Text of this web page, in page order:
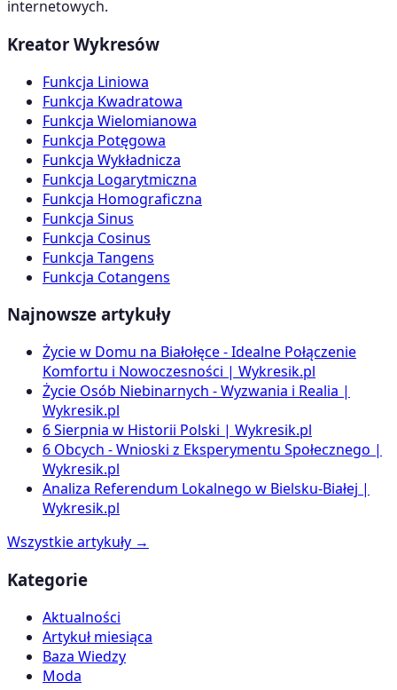
internetowych.
Kreator Wykresów
Funkcja Liniowa
Funkcja Kwadratowa
Funkcja Wielomianowa
Funkcja Potęgowa
Funkcja Wykładnicza
Funkcja Logarytmiczna
Funkcja Homograficzna
Funkcja Sinus
Funkcja Cosinus
Funkcja Tangens
Funkcja Cotangens
Najnowsze artykuły
Życie w Domu na Białołęce - Idealne Połączenie
Komfortu i Nowoczesności | Wykresik.pl
Życie Osób Niebinarnych - Wyzwania i Realia |
Wykresik.pl
6 Sierpnia w Historii Polski | Wykresik.pl
6 Obcych - Wnioski z Eksperymentu Społecznego |
Wykresik.pl
Analiza Referendum Lokalnego w Bielsku-Białej |
Wykresik.pl
Wszystkie artykuły →
Kategorie
Aktualności
Artykuł miesiąca
Baza Wiedzy
Moda